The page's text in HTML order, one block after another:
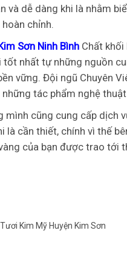
và dễ dàng khi là nhằm
chỉnh.
Sơn Ninh Bình Chất
nhất tự những nguồn
vững. Đội ngũ Chuyên
tác phẩm nghệ
mình cũng cung cấp dịch
là cần thiết, chính vì thế
của bạn được trao tới